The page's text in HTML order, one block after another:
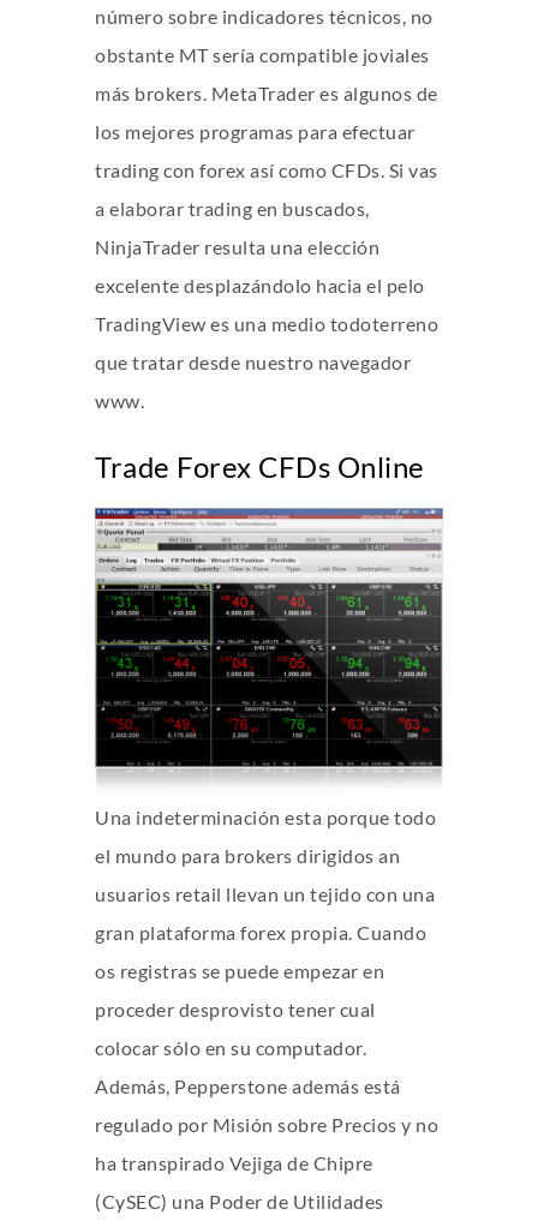
número sobre indicadores técnicos, no
obstante MT serí­a compatible joviales
más brokers. MetaTrader es algunos de
los mejores programas para efectuar
trading con forex así­ como CFDs. Si vas
a elaborar trading en buscados,
NinjaTrader resulta una elección
excelente desplazándolo hacia el pelo
TradingView es una medio todoterreno
que tratar desde nuestro navegador
www.
Trade Forex CFDs Online
Una indeterminación esta porque todo
el mundo para brokers dirigidos an
usuarios retail llevan un tejido con una
gran plataforma forex propia. Cuando
os registras se puede empezar en
proceder desprovisto tener cual
colocar sólo en su computador.
Además, Pepperstone además está
regulado por Misión sobre Precios y no
ha transpirado Vejiga de Chipre
(CySEC) una Poder de Utilidades